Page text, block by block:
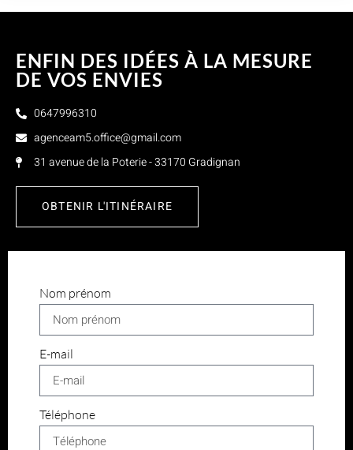
ENFIN DES IDÉES À LA MESURE
DE VOS ENVIES
0647996310
agenceam5.office@gmail.com
31 avenue de la Poterie - 33170 Gradignan
OBTENIR L'ITINÉRAIRE
Nom prénom
E-mail
Téléphone